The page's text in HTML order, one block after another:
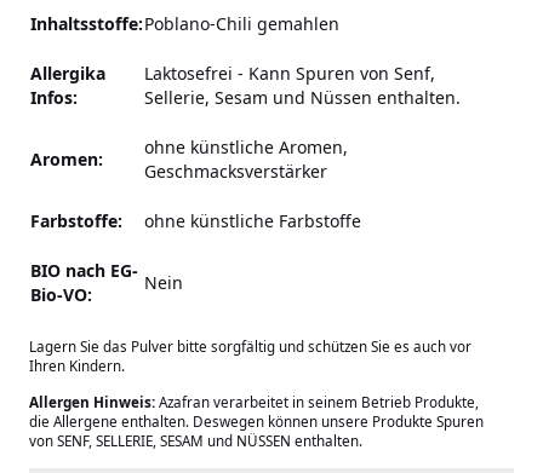
Inhaltsstoffe:Poblano-Chili gemahlen
Allergika
Infos:
Laktosefrei - Kann Spuren von Senf,
Sellerie, Sesam und Nüssen enthalten.
Aromen:
ohne künstliche Aromen,
Geschmacksverstärker
Farbstoffe: ohne künstliche Farbstoffe
BIO nach EG-
Bio-VO:
Nein
Lagern Sie das Pulver bitte sorgfältig und schützen Sie es auch vor
Ihren Kindern.
Allergen Hinweis: Azafran verarbeitet in seinem Betrieb Produkte,
die Allergene enthalten. Deswegen können unsere Produkte Spuren
von SENF, SELLERIE, SESAM und NÜSSEN enthalten.